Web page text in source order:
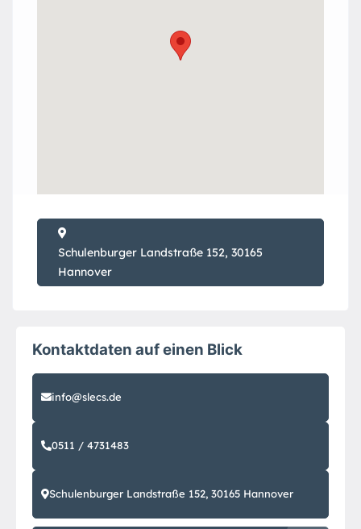
Schulenburger Landstraße 152, 30165
Hannover
Kontaktdaten auf einen Blick
info@slecs.de
0511 / 4731483
Schulenburger Landstraße 152, 30165 Hannover